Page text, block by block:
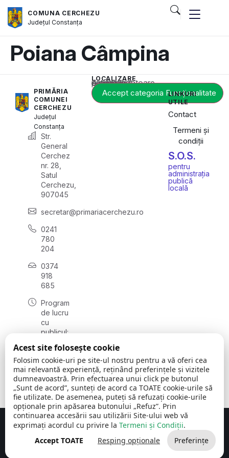
COMUNA CERCHEZU
JudețulConstanța
Poiana Câmpina
PRIMĂRIA
COMUNEI
CERCHEZU
Județul
Constanța
Str.
General
Cerchez
nr. 28,
Satul
Cerchezu,
907045
secretar@primariacerchezu.ro
0241
780
204
0374
918
685
Program
de lucru
cu
publicul:
08:00 -
16:30
, vineri:
08:00 -
14:00
LOCALIZARE
Acest conținut este blocat până când acceptați categoria corespunzătoare de cookie-uri.
Accept categoria Funcționalitate
LINKURI
UTILE
Contact
Termeni și
condiții
S.O.S.
pentru
administrația
publică
locală
Comuna Cerchezu © 2026Toate drepturile rezervate
Concept realizat de Big Media Relații Publice SRL
Acest site folosește cookie
Folosim cookie-uri pe site-ul nostru pentru a vă oferi cea
mai relevantă experiență, reținând preferințele și vizitele
dumneavoastră. Prin efectuarea unui click pe butonul
„Sunt de acord”, sunteți de acord ca TOATE cookie-urile să
fie utilizate. De asemenea, puteți să refuzați cookie-urile
opționale prin apăsarea butonului „Refuz”. Prin
continuarea accesării sau utilizării Site-ului web vă
exprimați acordul cu privire la Termeni și Condiții.
Accept TOATE
Resping opționale Preferințe